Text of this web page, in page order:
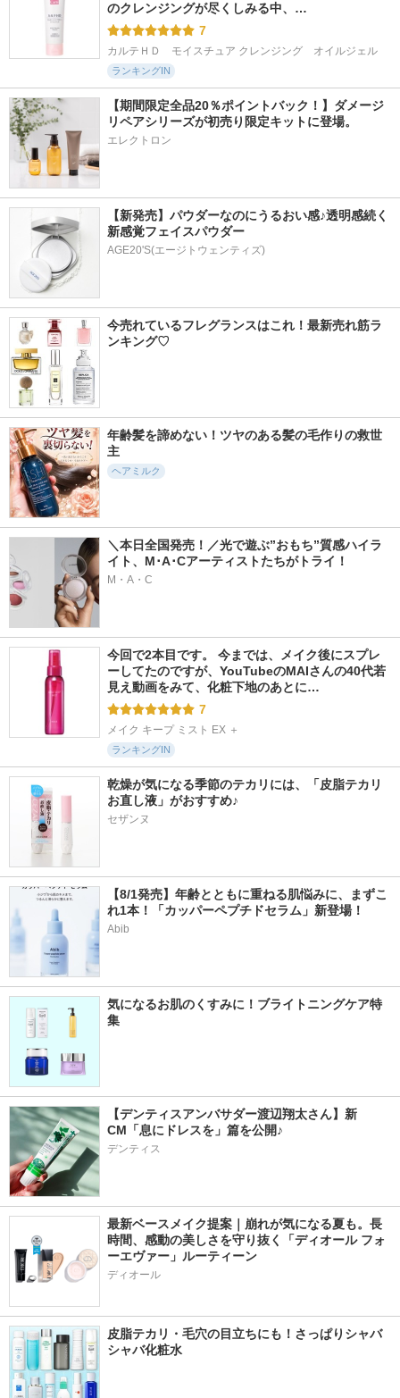
のクレンジングが尽くしみる中、…
7
カルテＨＤ　モイスチュア クレンジング　オイルジェル
ランキングIN
【期間限定全品20％ポイントバック！】ダメージ
リペアシリーズが初売り限定キットに登場。
エレクトロン
【新発売】パウダーなのにうるおい感♪透明感続く
新感覚フェイスパウダー
AGE20'S(エージトウェンティズ)
今売れているフレグランスはこれ！最新売れ筋ラ
ンキング♡
年齢髪を諦めない！ツヤのある髪の毛作りの救世
主
ヘアミルク
＼本日全国発売！／光で遊ぶ”おもち”質感ハイラ
イト、M･A･Cアーティストたちがトライ！
M・A・C
今回で2本目です。 今までは、メイク後にスプレ
ーしてたのですが、YouTubeのMAIさんの40代若
見え動画をみて、化粧下地のあとに…
7
メイク キープ ミスト EX ＋
ランキングIN
乾燥が気になる季節のテカリには、「皮脂テカリ
お直し液」がおすすめ♪
セザンヌ
【8/1発売】年齢とともに重ねる肌悩みに、まずこ
れ1本！「カッパーペプチドセラム」新登場！
Abib
気になるお肌のくすみに！ブライトニングケア特
集
【デンティスアンバサダー渡辺翔太さん】新
CM「息にドレスを」篇を公開♪
デンティス
最新ベースメイク提案｜崩れが気になる夏も。長
時間、感動の美しさを守り抜く「ディオール フォ
ーエヴァー」ルーティーン
ディオール
皮脂テカリ・毛穴の目立ちにも！さっぱりシャバ
シャバ化粧水